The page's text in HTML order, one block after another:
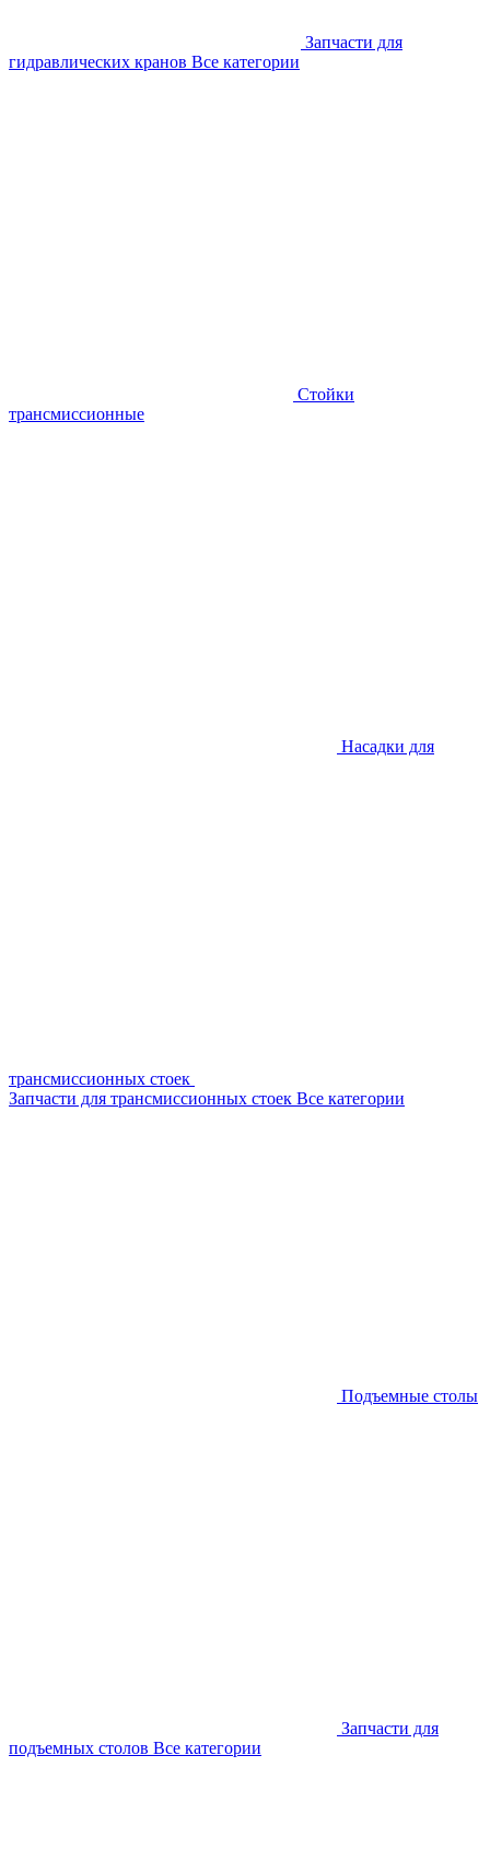
Запчасти для
гидравлических кранов Все категории
Стойки
трансмиссионные
Насадки для
трансмиссионных стоек
Запчасти для трансмиссионных стоек Все категории
Подъемные столы
Запчасти для
подъемных столов Все категории